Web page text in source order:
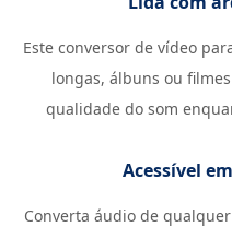
Este conversor de vídeo
longas, álbuns ou
qualidade do som
Acessível
Converta áudio de